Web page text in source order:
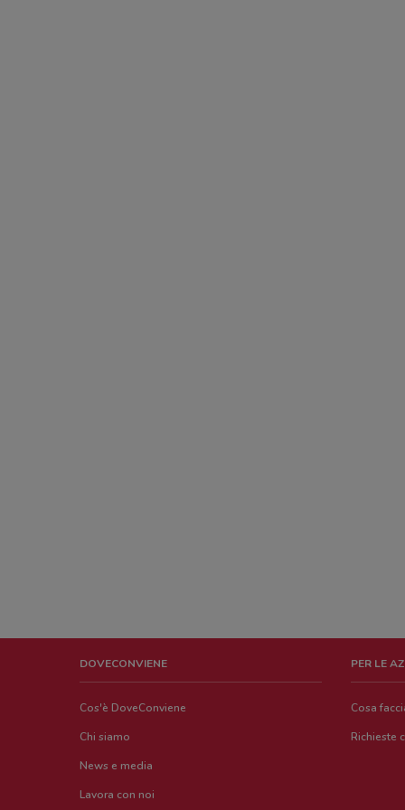
DOVECONVIENE
Cos'è DoveConviene
Chi siamo
News e media
Lavora con noi
PER LE
Cosa
Richieste